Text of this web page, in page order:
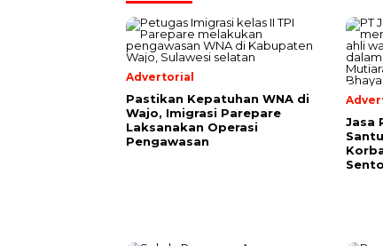
Advertorial
Pastikan Kepatuhan WNA di
Wajo, Imigrasi Parepare
Laksanakan Operasi
Pengawasan
Jasa